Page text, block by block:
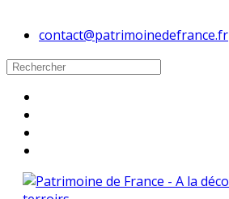
contact@patrimoinedefrance.fr